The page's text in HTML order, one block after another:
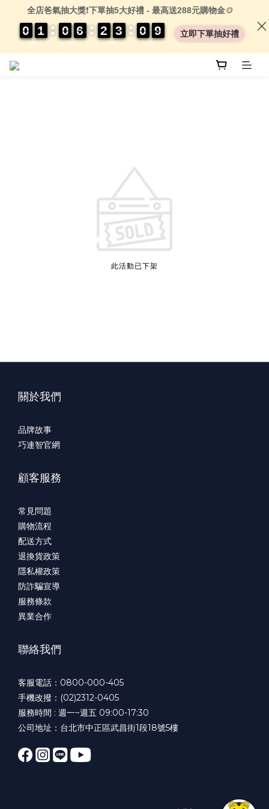
此活動已下架
關於我們
品牌故事
巧連智官網
顧客服務
常見問題
購物流程
配送方式
退換貨政策
隱私權政策
防詐騙宣導
服務條款
異業合作
聯絡我們
客服電話：0800-000-405
手機改撥：(02)2312-0405
服務時間 : 週一~週五 09:00-17:30
公司地址：台北市中正區武昌街1段18號5樓
全店爸氣抽大獎❗下單抽5大好禮 - 最高送288元購物金🪙
DAYS
0
0
0
0 1
1
1
1
HRS
0
0
0
0 6
6
6
6
MIN
2
2
2
2 3
3
3
3
SEC
0
0
0
0 0
0
9
9
9
9 立即下單抽好禮